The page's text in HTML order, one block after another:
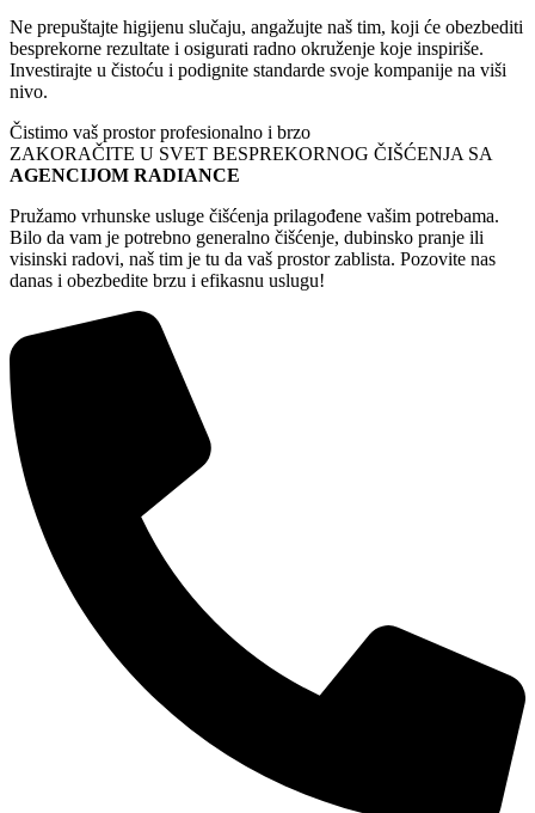
Ne prepuštajte higijenu slučaju, angažujte naš tim, koji će obezbediti
besprekorne rezultate i osigurati radno okruženje koje inspiriše.
Investirajte u čistoću i podignite standarde svoje kompanije na viši
nivo.
Čistimo vaš prostor profesionalno i brzo
ZAKORAČITE U SVET BESPREKORNOG ČIŠĆENJA SA
AGENCIJOM RADIANCE
Pružamo vrhunske usluge čišćenja prilagođene vašim potrebama.
Bilo da vam je potrebno generalno čišćenje, dubinsko pranje ili
visinski radovi, naš tim je tu da vaš prostor zablista. Pozovite nas
danas i obezbedite brzu i efikasnu uslugu!